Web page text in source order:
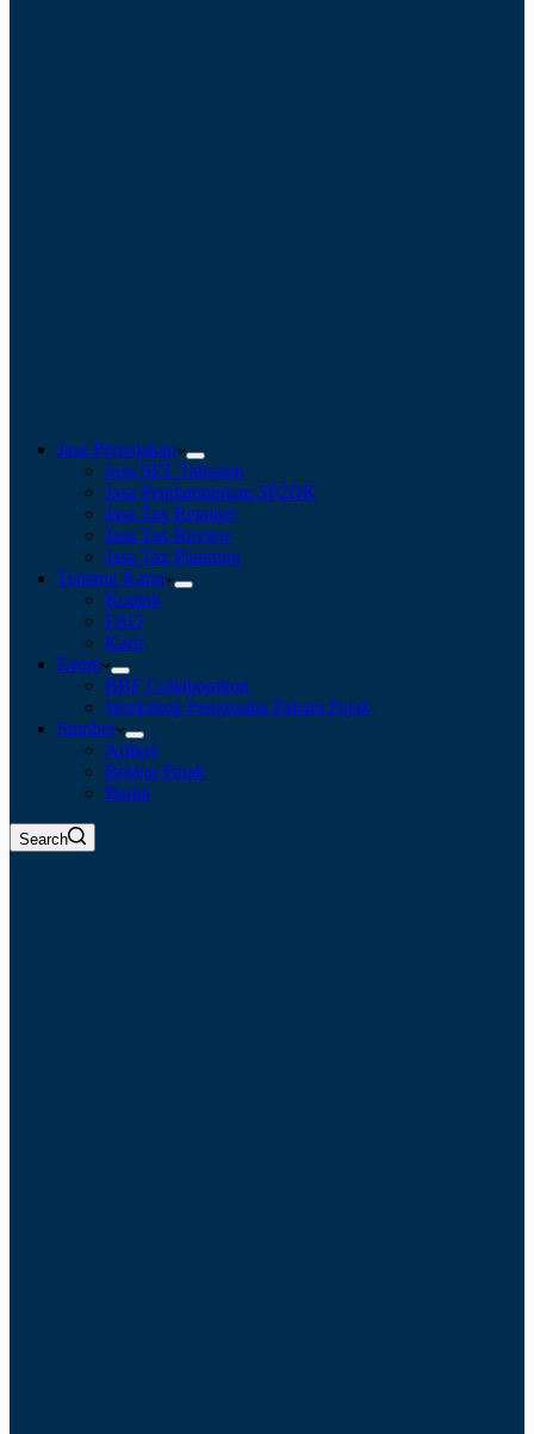
Jasa Perpajakan
Jasa SPT Tahunan
Jasa Pendampingan SP2DK
Jasa Tax Retainer
Jasa Tax Review
Jasa Tax Planning
Tentang Kami
Kontak
FAQ
Karir
Event
BBF Collaboration
Workshop Pengusaha Paham Pajak
Sumber
Artikel
Belajar Pajak
Berita
Search